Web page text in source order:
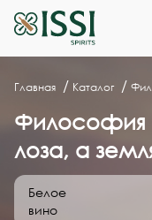
Главная Каталог
Философия
лоза, а
Белое
вино